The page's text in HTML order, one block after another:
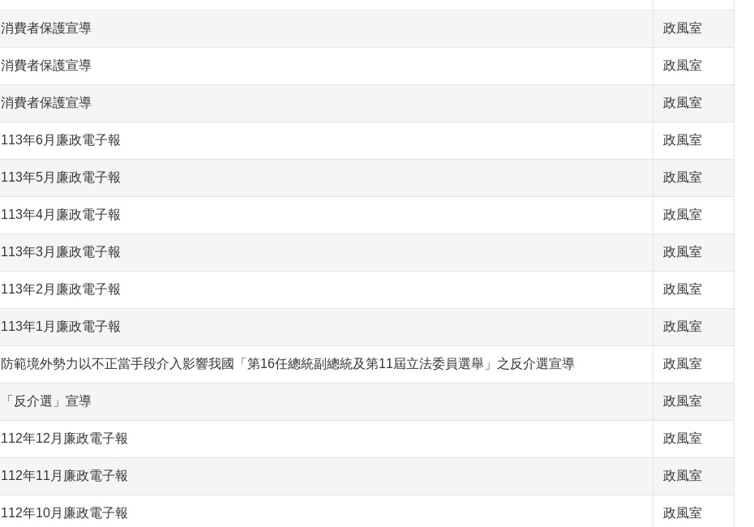
消費者保護宣導 政風室
消費者保護宣導 政風室
消費者保護宣導 政風室
113年6月廉政電子報 政風室
113年5月廉政電子報 政風室
113年4月廉政電子報 政風室
113年3月廉政電子報 政風室
113年2月廉政電子報 政風室
113年1月廉政電子報 政風室
防範境外勢力以不正當手段介入影響我國「第16任總統副總統及第11屆立法委員選舉」之反介選宣導 政風室
「反介選」宣導 政風室
112年12月廉政電子報 政風室
112年11月廉政電子報 政風室
112年10月廉政電子報 政風室